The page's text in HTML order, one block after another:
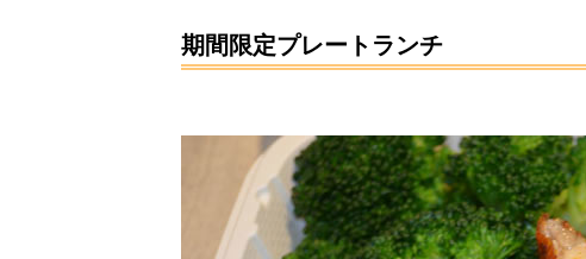
期間限定プレートランチ